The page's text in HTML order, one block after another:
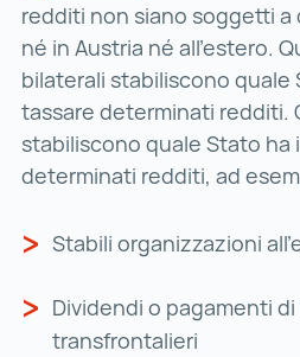
redditi non siano soggetti a
né in Austria né all’estero.
bilaterali stabiliscono quale
tassare determinati redditi.
stabiliscono quale Stato ha
determinati redditi, ad
Stabili organizzazioni
Dividendi o pagamenti
transfrontalieri